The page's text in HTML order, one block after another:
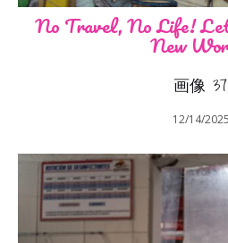
No Travel, No Life!
New
画像 37
12/14/2025